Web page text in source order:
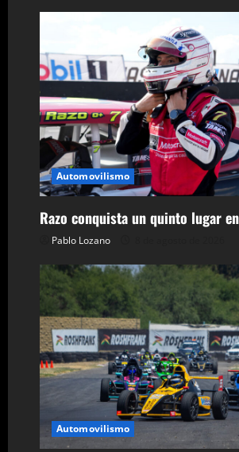
n
t
r
a
d
a
s
Automovilismo
Razo conquista un quinto lugar
Pablo Lozano
Automovilismo